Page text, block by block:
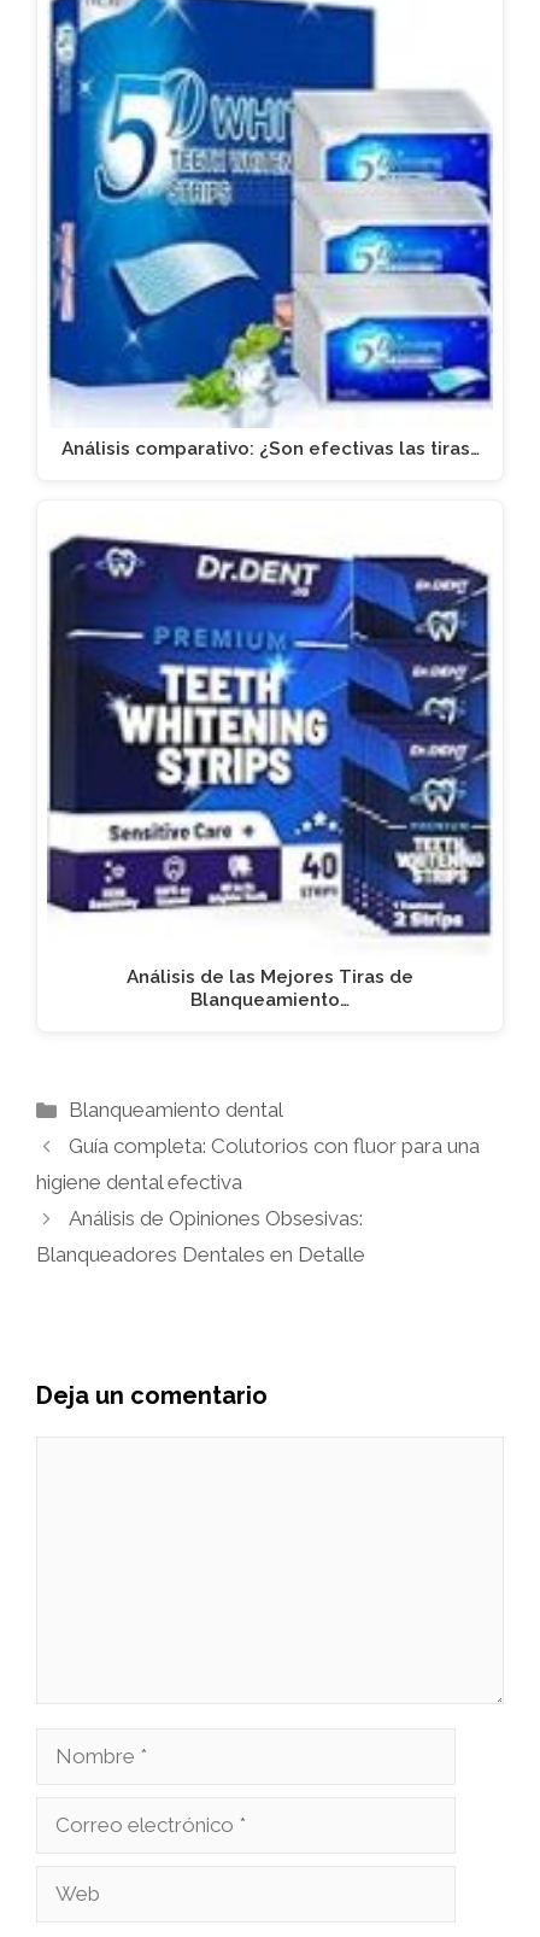
Análisis comparativo: ¿Son efectivas las tiras…
Análisis de las Mejores Tiras de
Blanqueamiento…
Categorías
Blanqueamiento dental
Guía completa: Colutorios con fluor para una
higiene dental efectiva
Análisis de Opiniones Obsesivas:
Blanqueadores Dentales en Detalle
Deja un comentario
Nombre
Correo
Web